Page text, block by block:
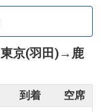
東京(羽田) → 鹿
到着 空席